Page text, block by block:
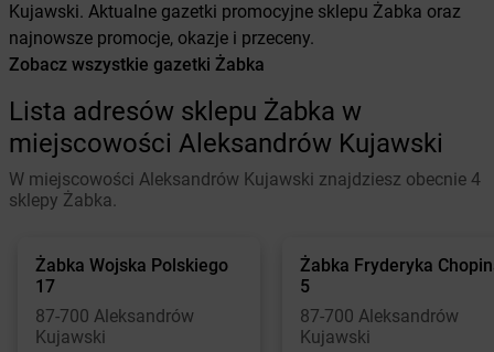
Kujawski. Aktualne gazetki promocyjne sklepu Żabka oraz
najnowsze promocje, okazje i przeceny.
Zobacz wszystkie gazetki Żabka
Lista adresów sklepu Żabka w
miejscowości Aleksandrów Kujawski
W miejscowości Aleksandrów Kujawski znajdziesz obecnie 4
sklepy Żabka.
Żabka Wojska Polskiego
17
87-700 Aleksandrów
Kujawski
Żabka Fryderyka
5
87-700 Aleksandrów
Kujawski